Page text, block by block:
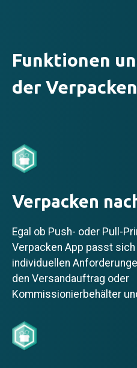
Funktionen
der
Verpacken
Egal ob Push- oder Pull-
Verpacken App passt sich
individuellen
den Versandauftrag oder
Kommissionierbehälter